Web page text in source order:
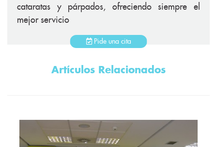
cataratas y párpados, ofreciendo siempre el
mejor servicio
Pide una cita
Artículos Relacionados